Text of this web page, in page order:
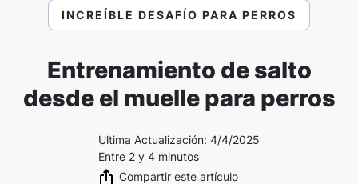
INCREÍBLE DESAFÍO PARA PERROS
Entrenamiento de salto
desde el muelle para perros
Ultima Actualización: 4/4/2025
Entre 2 y 4 minutos
Compartir este artículo